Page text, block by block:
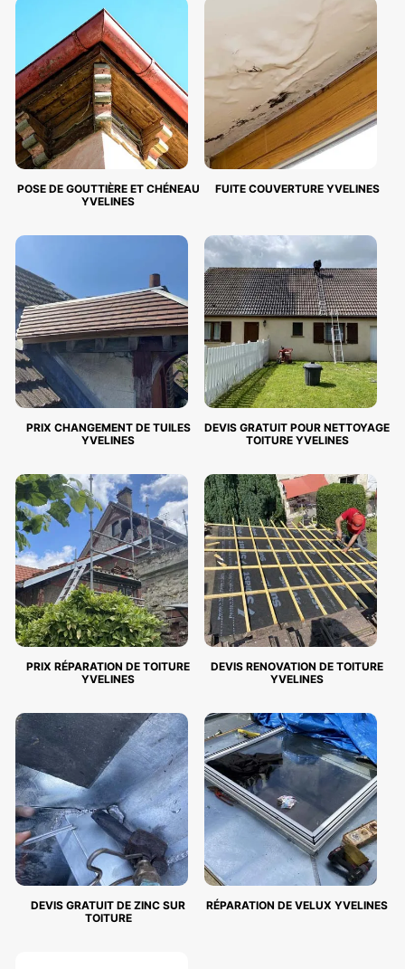
POSE DE GOUTTIÈRE ET CHÉNEAU
YVELINES
FUITE COUVERTURE YVELINES
PRIX CHANGEMENT DE TUILES
YVELINES
DEVIS GRATUIT POUR NETTOYAGE
TOITURE YVELINES
PRIX RÉPARATION DE TOITURE
YVELINES
DEVIS RENOVATION DE TOITURE
YVELINES
DEVIS GRATUIT DE ZINC SUR
TOITURE
RÉPARATION DE VELUX YVELINES